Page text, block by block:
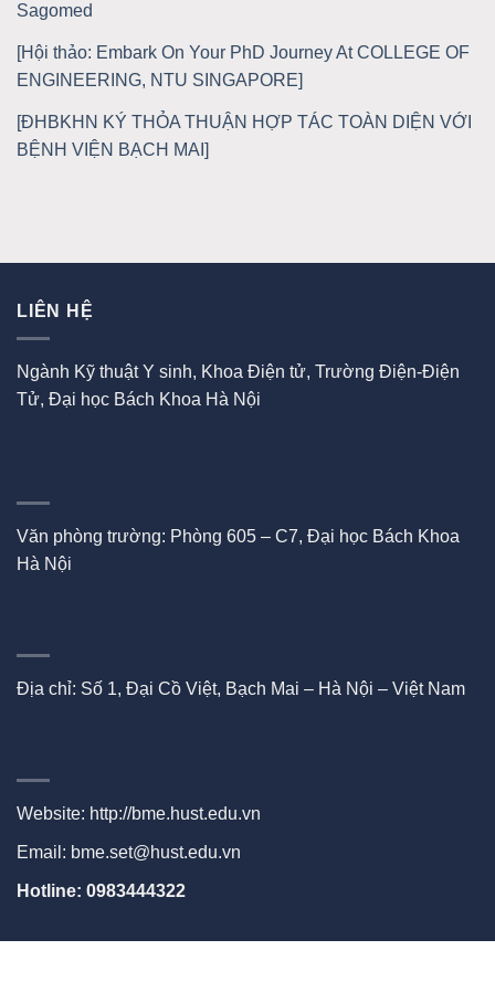
Sagomed
[Hội thảo: Embark On Your PhD Journey At COLLEGE OF
ENGINEERING, NTU SINGAPORE]
[ĐHBKHN KÝ THỎA THUẬN HỢP TÁC TOÀN DIỆN VỚI
BỆNH VIỆN BẠCH MAI]
LIÊN HỆ
Ngành Kỹ thuật Y sinh, Khoa Điện tử, Trường Điện-Điện
Tử, Đại học Bách Khoa Hà Nội
Văn phòng trường: Phòng 605 – C7, Đại học Bách Khoa
Hà Nội
Địa chỉ: Số 1, Đại Cồ Việt, Bạch Mai – Hà Nội – Việt Nam
Website: http://bme.hust.edu.vn
Email: bme.set@hust.edu.vn
Hotline: 0983444322